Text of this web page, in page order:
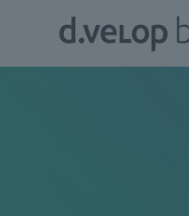
d.velop
Blog